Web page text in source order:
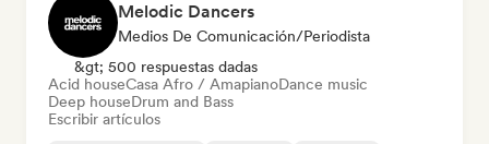
Melodic Dancers
Medios De Comunicación/Periodista
&gt; 500 respuestas dadas
Acid houseCasa Afro / AmapianoDance music
Deep houseDrum and Bass
Escribir artículos